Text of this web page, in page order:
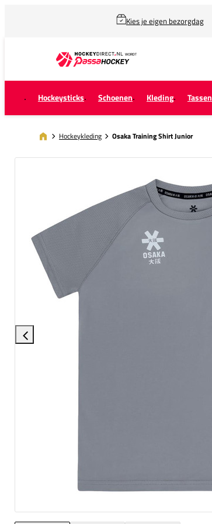
Kies je eigen bezorgdag
Hockeysticks Schoenen Kleding Tassen
Hockeykleding Osaka Training Shirt Junior